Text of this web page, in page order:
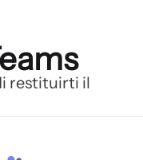
restituirti il